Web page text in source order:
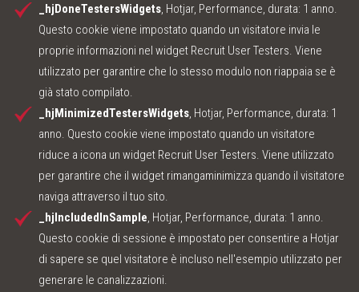
_hjDoneTestersWidgets, Hotjar, Performance, durata: 1 anno.
Questo cookie viene impostato quando un visitatore invia le
proprie informazioni nel widget Recruit User Testers. Viene
utilizzato per garantire che lo stesso modulo non riappaia se è
già stato compilato.
_hjMinimizedTestersWidgets, Hotjar, Performance, durata: 1
anno. Questo cookie viene impostato quando un visitatore
riduce a icona un widget Recruit User Testers. Viene utilizzato
per garantire che il widget rimangaminimizza quando il visitatore
naviga attraverso il tuo sito.
_hjIncludedInSample , Hotjar, Performance, durata: 1 anno.
Questo cookie di sessione è impostato per consentire a Hotjar
di sapere se quel visitatore è incluso nell'esempio utilizzato per
generare le canalizzazioni.